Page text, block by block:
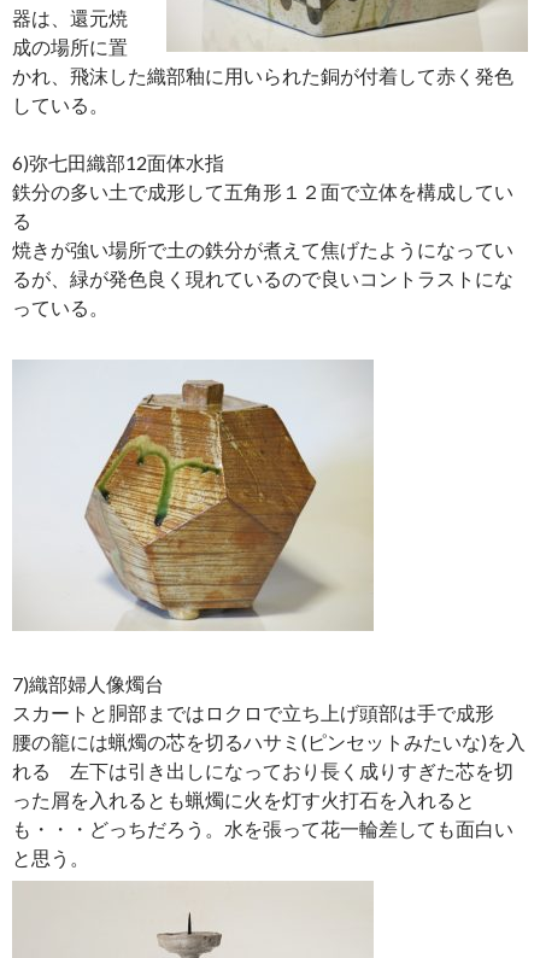
器は、還元焼
成の場所に置
かれ、飛沫した織部釉に用いられた銅が付着して赤く発色
している。
6)弥七田織部12面体水指
鉄分の多い土で成形して五角形１２面で立体を構成してい
る
焼きが強い場所で土の鉄分が煮えて焦げたようになってい
るが、緑が発色良く現れているので良いコントラストにな
っている。
7)織部婦人像燭台
スカートと胴部まではロクロで立ち上げ頭部は手で成形
腰の籠には蝋燭の芯を切るハサミ(ピンセットみたいな)を入
れる 左下は引き出しになっており長く成りすぎた芯を切
った屑を入れるとも蝋燭に火を灯す火打石を入れると
も・・・どっちだろう。水を張って花一輪差しても面白い
と思う。